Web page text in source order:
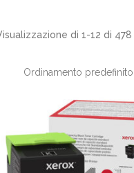
di 1-12 di
Ordinamento predefinito